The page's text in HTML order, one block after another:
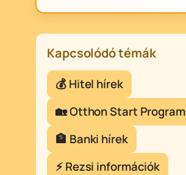
Kapcsolódó témák
💰 Hitel hírek
🏡 Otthon Start Program
🏦 Banki hírek
⚡ Rezsi információk